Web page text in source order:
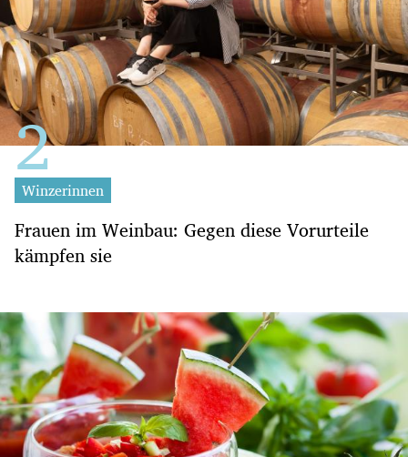
Winzerinnen
Frauen im Weinbau: Gegen diese Vorurteile
kämpfen sie